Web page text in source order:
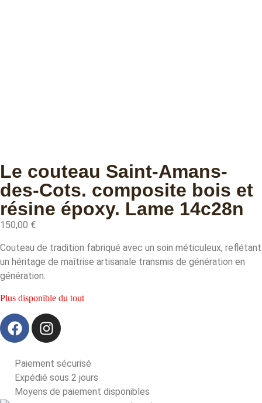
Le couteau Saint-Amans-
des-Cots. composite bois et
résine époxy. Lame 14c28n
150,00 €
Couteau de tradition fabriqué avec un soin méticuleux, reflétant
un héritage de maîtrise artisanale transmis de génération en
génération.
Plus disponible du tout
Paiement sécurisé
Expédié sous 2 jours
Moyens de paiement disponibles